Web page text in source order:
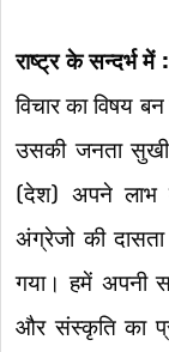
राष्ट्र के सन्दर्भ में :
विचार का विषय
उसकी जनता सुखी
(देश) अपने लाभ
अंग्रेजो की
गया। हमें अपनी
और संस्कृति का